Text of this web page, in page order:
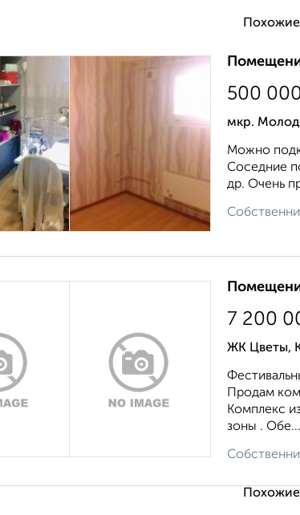
500
мкр.
Можно
Соседние
др. Очень
7 200
ЖК Цветы,
Продам
Комплекс
зоны . Обе...